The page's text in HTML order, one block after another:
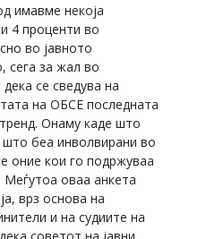
имавме некоја
4 проценти во
во јавното
сега за жал во
се сведува на
на ОБСЕ последната
Oнаму каде што
што беа инволвирани во
оние кои го подржуваа
оваа анкета
врз основа на
и на судиите на